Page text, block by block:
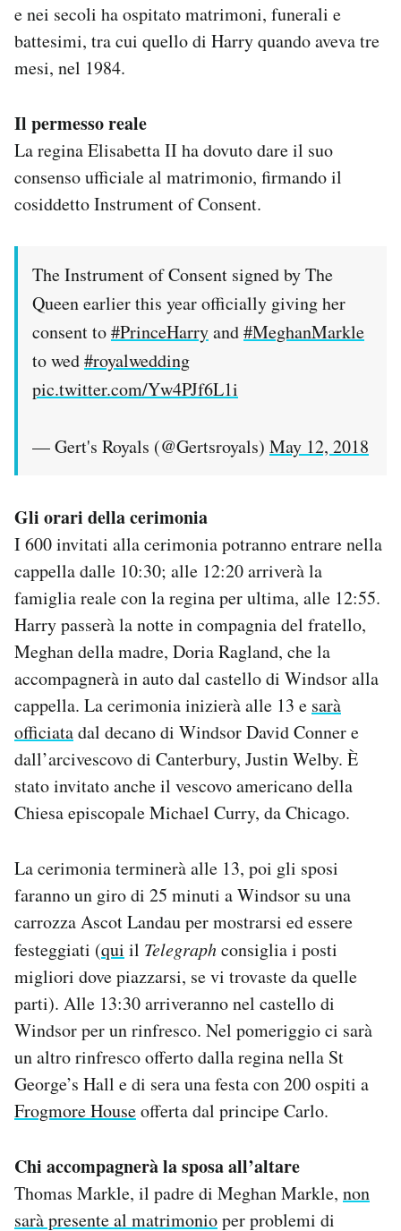
e nei secoli ha ospitato matrimoni, funerali e
battesimi, tra cui quello di Harry quando aveva tre
mesi, nel 1984.
Il permesso reale
La regina Elisabetta II ha dovuto dare il suo
consenso ufficiale al matrimonio, firmando il
cosiddetto Instrument of Consent.
The Instrument of Consent signed by The
Queen earlier this year officially giving her
consent to#PrinceHarryand#MeghanMarkle
to wed#royalwedding
pic.twitter.com/Yw4PJf6L1i
— Gert's Royals (@Gertsroyals) May 12, 2018
Gli orari della cerimonia
I 600 invitati alla cerimonia potranno entrare nella
cappella dalle 10:30; alle 12:20 arriverà la
famiglia reale con la regina per ultima, alle 12:55.
Harry passerà la notte in compagnia del fratello,
Meghan della madre, Doria Ragland, che la
accompagnerà in auto dal castello di Windsor alla
cappella. La cerimonia inizierà alle 13 e sarà
officiatadal decano di Windsor David Conner e
dall’arcivescovo di Canterbury, Justin Welby. È
stato invitato anche il vescovo americano della
Chiesa episcopale Michael Curry, da Chicago.
La cerimonia terminerà alle 13, poi gli sposi
faranno un giro di 25 minuti a Windsor su una
carrozza Ascot Landau per mostrarsi ed essere
festeggiati (qui il Telegraphconsiglia i posti
migliori dove piazzarsi, se vi trovaste da quelle
parti). Alle 13:30 arriveranno nel castello di
Windsor per un rinfresco. Nel pomeriggio ci sarà
un altro rinfresco offerto dalla regina nella St
George’s Hall e di sera una festa con 200 ospiti a
Frogmore Houseofferta dal principe Carlo.
Chi accompagnerà la sposa all’altare
Thomas Markle, il padre di Meghan Markle, non
sarà presente al matrimonioper problemi di